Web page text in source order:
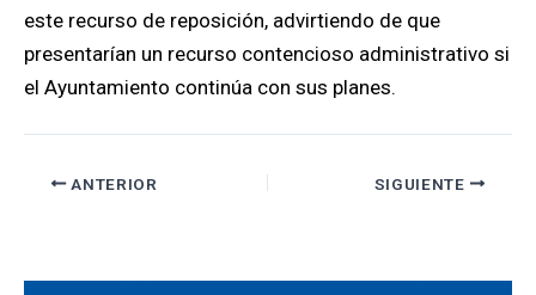
este recurso de reposición, advirtiendo de que
presentarían un recurso contencioso administrativo si
el Ayuntamiento continúa con sus planes.
ANTERIOR SIGUIENTE